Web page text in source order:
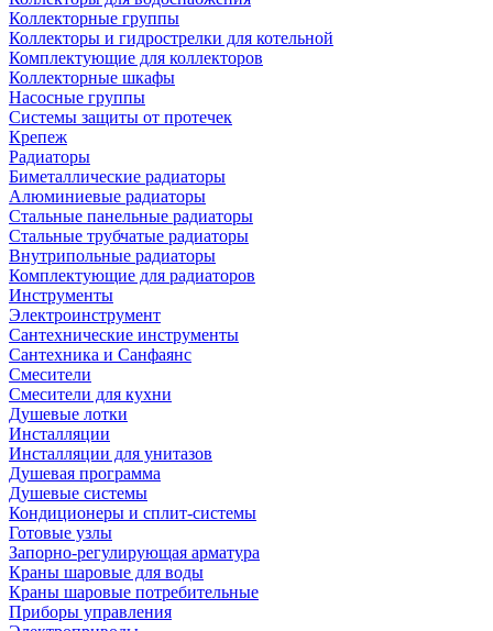
Коллекторные группы
Коллекторы и гидрострелки для котельной
Комплектующие для коллекторов
Коллекторные шкафы
Насосные группы
Системы защиты от протечек
Крепеж
Радиаторы
Биметаллические радиаторы
Алюминиевые радиаторы
Стальные панельные радиаторы
Стальные трубчатые радиаторы
Внутрипольные радиаторы
Комплектующие для радиаторов
Инструменты
Электроинструмент
Сантехнические инструменты
Сантехника и Санфаянс
Смесители
Смесители для кухни
Душевые лотки
Инсталляции
Инсталляции для унитазов
Душевая программа
Душевые системы
Кондиционеры и сплит-системы
Готовые узлы
Запорно-регулирующая арматура
Краны шаровые для воды
Краны шаровые потребительные
Приборы управления